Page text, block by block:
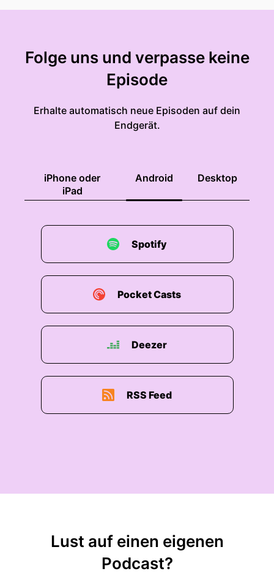
Folge uns und verpasse keine
Episode
Erhalte automatisch neue Episoden auf dein
Endgerät.
iPhone oder
iPad
Android Desktop
Spotify
Pocket Casts
Deezer
RSS Feed
Lust auf einen eigenen
Podcast?